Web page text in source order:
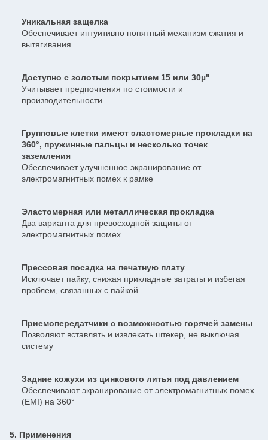
Уникальная защелка
Обеспечивает интуитивно понятный механизм сжатия и
вытягивания
Доступно с золотым покрытием 15 или 30µ"
Учитывает предпочтения по стоимости и
производительности
Групповые клетки имеют эластомерные прокладки на
360°, пружинные пальцы и несколько точек
заземления
Обеспечивает улучшенное экранирование от
электромагнитных помех к рамке
Эластомерная или металлическая прокладка
Два варианта для превосходной защиты от
электромагнитных помех
Прессовая посадка на печатную плату
Исключает пайку, снижая прикладные затраты и избегая
проблем, связанных с пайкой
Приемопередатчики с возможностью горячей замены
Позволяют вставлять и извлекать штекер, не выключая
систему
Задние кожухи из цинкового литья под давлением
Обеспечивают экранирование от электромагнитных помех
(EMI) на 360°
5. Применения